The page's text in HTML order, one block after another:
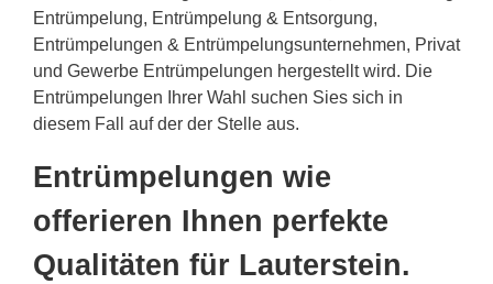
Entrümpelung, Entrümpelung & Entsorgung,
Entrümpelungen & Entrümpelungsunternehmen, Privat
und Gewerbe Entrümpelungen hergestellt wird. Die
Entrümpelungen Ihrer Wahl suchen Sies sich in
diesem Fall auf der der Stelle aus.
Entrümpelungen wie
offerieren Ihnen perfekte
Qualitäten für Lauterstein.